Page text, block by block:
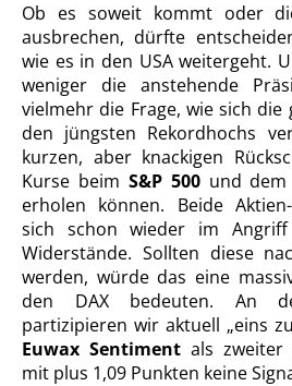
Ob es soweit kommt oder
ausbrechen, dürfte
wie es in den USA weitergeht.
weniger die anstehende
vielmehr die Frage, wie sich die
den jüngsten Rekordhochs
kurzen, aber knackigen
Kurse beim S&P 500und dem
erholen können. Beide
sich schon wieder im
Widerstände. Sollten diese
werden, würde das eine
den DAX bedeuten. An
partizipieren wir aktuell „eins
Euwax Sentiment als zweiter
mit plus 1,09 Punkten keine